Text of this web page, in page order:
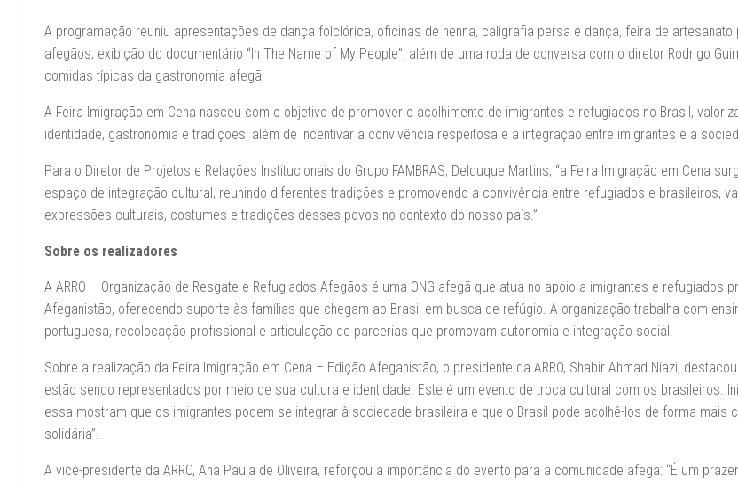
A programação reuniu apresentações de dança folclórica, oficinas de henna, caligrafia persa e dança, feira de artesanato
afegãos, exibição do documentário “In The Name of My People”, além de uma roda de conversa com o diretor Rodrigo
comidas típicas da gastronomia afegã.
A Feira Imigração em Cena nasceu com o objetivo de promover o acolhimento de imigrantes e refugiados no Brasil,
identidade, gastronomia e tradições, além de incentivar a convivência respeitosa e a integração entre imigrantes e a
Para o Diretor de Projetos e Relações Institucionais do Grupo FAMBRAS, Delduque Martins, “a Feira Imigração em Cena
espaço de integração cultural, reunindo diferentes tradições e promovendo a convivência entre refugiados e brasileiros,
expressões culturais, costumes e tradições desses povos no contexto do nosso país.”
Sobre os realizadores
A ARRO – Organização de Resgate e Refugiados Afegãos é uma ONG afegã que atua no apoio a imigrantes e refugiados
Afeganistão, oferecendo suporte às famílias que chegam ao Brasil em busca de refúgio. A organização trabalha com
portuguesa, recolocação profissional e articulação de parcerias que promovam autonomia e integração social.
Sobre a realização da Feira Imigração em Cena – Edição Afeganistão, o presidente da ARRO, Shabir Ahmad Niazi,
estão sendo representados por meio de sua cultura e identidade. Este é um evento de troca cultural com os brasileiros.
essa mostram que os imigrantes podem se integrar à sociedade brasileira e que o Brasil pode acolhê-los de forma mais
solidária”.
A vice-presidente da ARRO, Ana Paula de Oliveira, reforçou a importância do evento para a comunidade afegã: “É um